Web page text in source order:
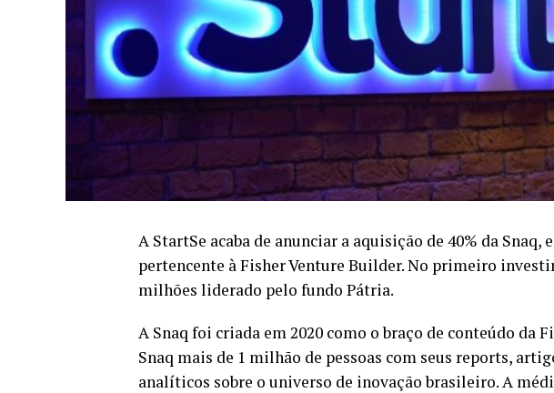
A StartSe acaba de anunciar a aquisição de 40% da
pertencente à Fisher Venture Builder. No primeiro
milhões liderado pelo fundo Pátria.
A Snaq foi criada em 2020 como o braço de conteúdo da
Snaq mais de 1 milhão de pessoas com seus reports,
analíticos sobre o universo de inovação brasileiro. A